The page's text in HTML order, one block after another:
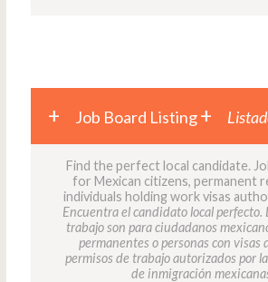
Job Board Listing Listado
Find the perfect local candidate.
for Mexican citizens, permanent
individuals holding work visas
Encuentra el candidato local perfecto.
trabajo son para ciudadanos
permanentes o personas con visas
permisos de trabajo autorizados por
de inmigración